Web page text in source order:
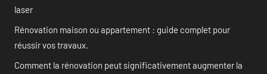
laser
Rénovation maison ou appartement : guide complet pour
réussir vos travaux.
Comment la rénovation peut significativement augmenter la